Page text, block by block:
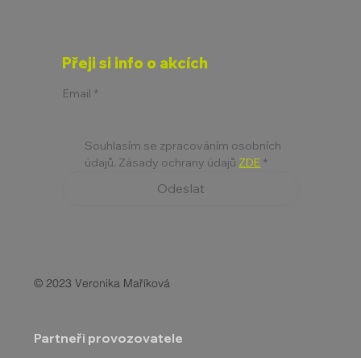
Přeji si info o akcích
Email *
Souhlasím se zpracováním osobních
údajů. Zásady ochrany údajů ZDE *
Odeslat
© 2023 Veronika Maříková
Partneři provozovatele